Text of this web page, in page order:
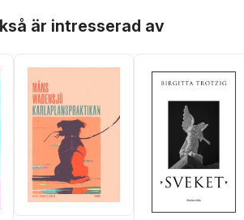
är intresserad av